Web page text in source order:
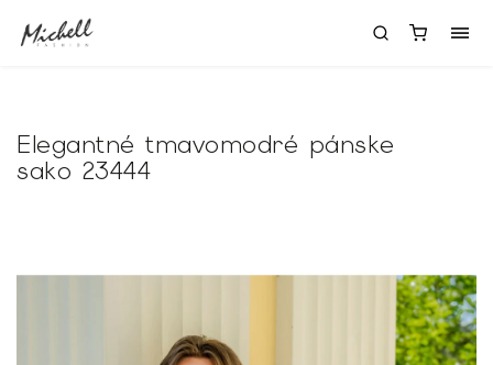
Elegantné tmavomodré pánske
sako 23444